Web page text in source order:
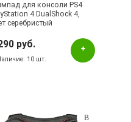
для консоли PS4
4 DualShock 4,
серебристый
руб.
10 шт.